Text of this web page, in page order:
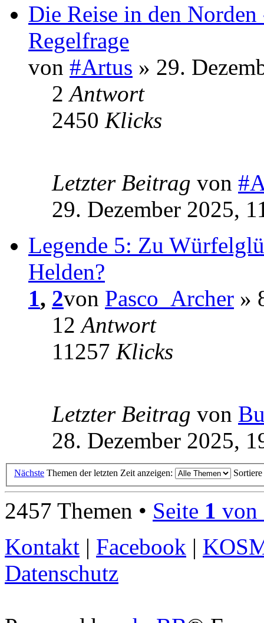
Die Reise in den
Regelfrage
von #Artus » 29.
2Antwort
2450 Klicks
Letzter Beitrag von
29. Dezember 2025,
Legende 5: Zu
Helden?
1, 2von Pasco_Archer »
12Antwort
11257 Klicks
Letzter Beitrag von
28. Dezember 2025,
Nächste Themen der letzten Zeit anzeigen:
2457 Themen • Seite 1 von
Kontakt | Facebook |
Datenschutz